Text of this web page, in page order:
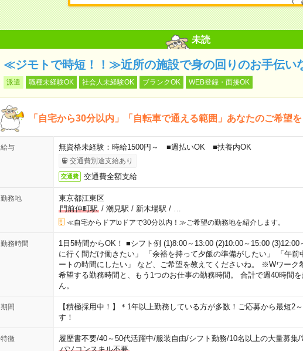
未読
≪ジモトで時短！！≫近所の施設で身の回りのお手伝い
派遣 職種未経験OK 社会人未経験OK ブランクOK WEB登録・面接OK
「自宅から30分以内」「自転車で通える範囲」あなたのご希望
給与 無資格未経験：時給1500円～ ■週払いOK ■扶養内OK
交通費別途支給あり
交通費 交通費全額支給
勤務地
東京都江東区
門前仲町駅/ 潮見駅 / 新木場駅 /
≪自宅からドアtoドアで30分以内！≫ご希望の勤務地を紹介します。
勤務時間
1日5時間からOK！ ■シフト例 (1)8:00～13:00 (2)10:00～15:00
に行く間だけ働きたい」 「余裕を持って夕飯の準備がしたい」 「午前
ートの時間にしたい」 など、ご希望を教えてくださいね。 ※Wワーク
希望する勤務時間と、もう1つのお仕事の勤務時間。 合計で週40時間
ん。
期間
【積極採用中！】＊1年以上勤務している方が多数！ご応募から最短2
す！
特徴 履歴書不要/40～50代活躍中/服装自由/シフト勤務/10名以上の大量募集/
パソコンスキル不要